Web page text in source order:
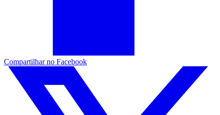
Compartilhar no Facebook